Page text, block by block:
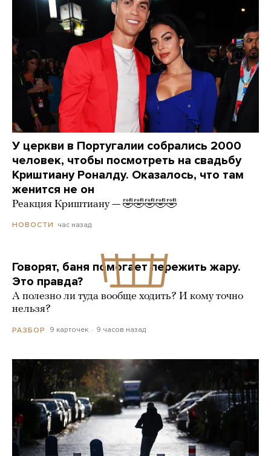
У церкви в Португалии собрались 2000
человек, чтобы посмотреть на свадьбу
Криштиану Роналду. Оказалось, что там
женится не он
Реакция Криштиану — 🤣🤣🤣🤣🤣
НОВОСТИ час назад
Говорят, баня помогает пережить жару.
Это правда?
А полезно ли туда вообще ходить? И кому точно
нельзя?
РАЗБОР 9 карточек 9 часов назад